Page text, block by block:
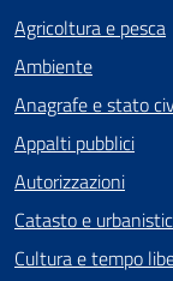
Agricoltura e pesca
Ambiente
Anagrafe e stato
Appalti pubblici
Autorizzazioni
Catasto e
Cultura e tempo